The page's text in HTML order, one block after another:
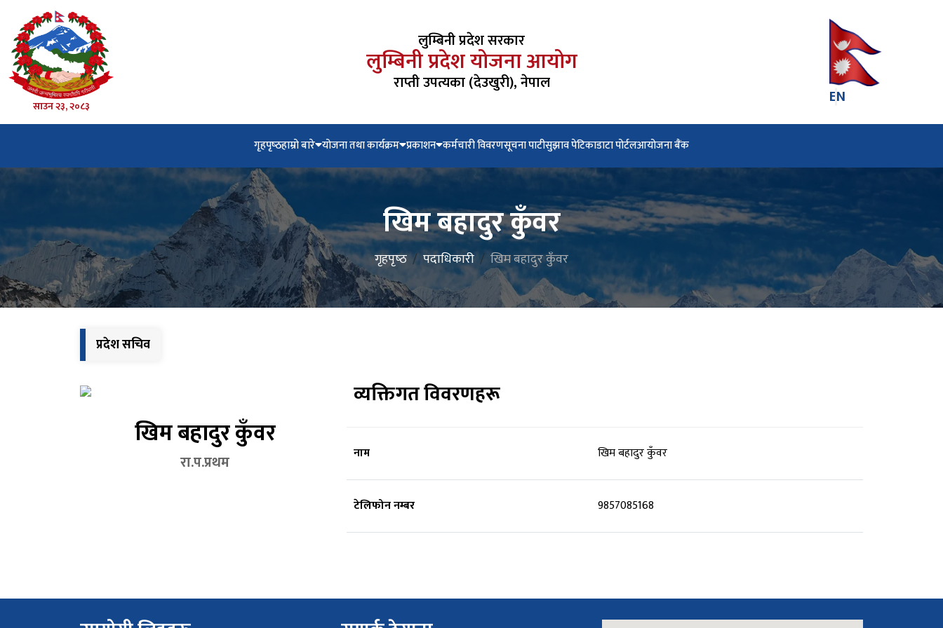
साउन २३, २०८३
लुम्बिनी प्रदेश सरकार
लुम्बिनी प्रदेश योजना आयोग
राप्ती उपत्यका (देउखुरी), नेपाल
EN
गृहपृष्‍ठहाम्रो बारे योजना तथा कार्यक्रम प्रकाशन कर्मचारी विवरणसूचना पाटीसुझाव पेटिकाडाटा पोर्टलआयोजना बैंक
खिम बहादुर कुँवर
गृहपृष्‍ठ पदाधिकारी खिम बहादुर कुँवर
प्रदेश सचिव
खिम बहादुर कुँवर
रा.प.प्रथम
व्यक्तिगत विवरणहरू
नाम खिम बहादुर कुँवर
टेलिफोन नम्बर 9857085168